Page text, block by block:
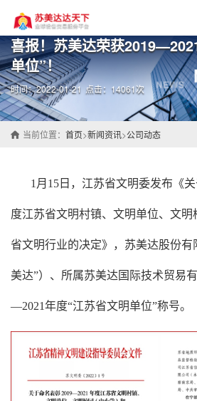
喜报！苏美达荣获
单位”！
时间：2022-01-21 点击：14061次
当前位置： 首页>新闻资讯>公司动态
1月15日，江苏省文明委发布《
度江苏省文明村镇、文明单位、文
省文明行业的决定》，苏美达股份有
美达”）、所属苏美达国际技术贸易
—2021年度“江苏省文明单位”称号。